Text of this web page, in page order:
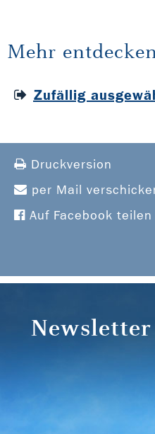
Mehr
Zufällig
Druckversion
per Mail
Auf Facebook teilen
Newsletter